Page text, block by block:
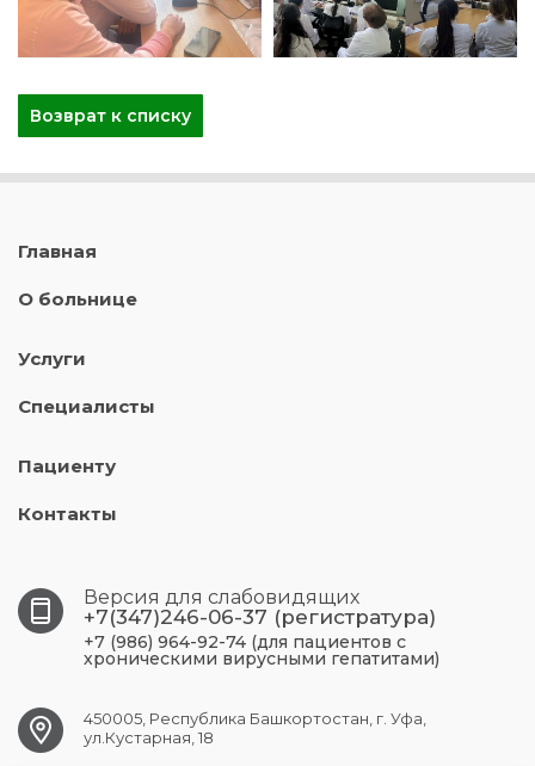
Возврат к списку
Главная
О больнице
Услуги
Специалисты
Пациенту
Контакты
Версия для слабовидящих
+7(347)246-06-37 (регистратура)
+7 (986) 964-92-74 (для пациентов с
хроническими вирусными гепатитами)
450005, Республика Башкортостан, г. Уфа,
ул.Кустарная, 18